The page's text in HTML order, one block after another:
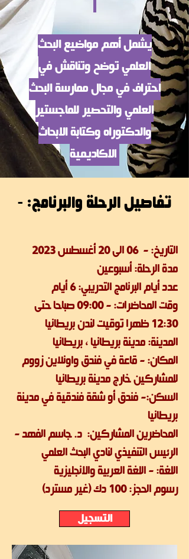
يشمل أهم مواضيع البحث
العلمي توضح وتناقش في
احتراف في مجال ممارسة البحث
العلمي والتحصير للماجستير
والدكتوراه وكتابة الابحاث
تفاصيل الرحلة والبرنامج: -
التاريخ: - 06 الى 20 أغسطس 2023
مدة الرحلة: أسبوعين
عدد أيام البرنامج التدريبي: 6 أيام
وقت المحاضرات: - 09:00 صباحا حتى
12:30 ظهرا توقيت لندن بريطانيا
المدينة: مدينة بريطانيا ، بريطانيا
المكان: - قاعة في فندق واونلاين زووم
للمشاركين خارج مدينة بريطانيا
السكن:- فندق أو شقة فندقية في مدينة
بريطانيا
المحاضرين المشاركين: د. جاسم الفهد -
الرئيس التنفيذي لنادي البحث العلمي
اللغة: - اللغة العربية والانجليزية
رسوم الحجز: 100 دك (غير مسترد)
التسجيل